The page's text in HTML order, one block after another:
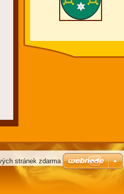
stránek zdarma